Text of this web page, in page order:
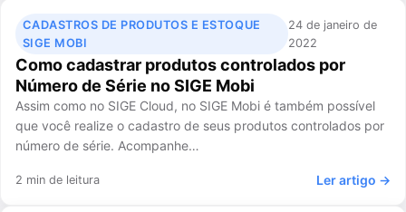
CADASTROS DE PRODUTOS E ESTOQUE
SIGE MOBI
24 de janeiro de
2022
Como cadastrar produtos controlados por
Número de Série no SIGE Mobi
Assim como no SIGE Cloud, no SIGE Mobi é também possível
que você realize o cadastro de seus produtos controlados por
número de série. Acompanhe…
2 min de leitura Ler artigo →